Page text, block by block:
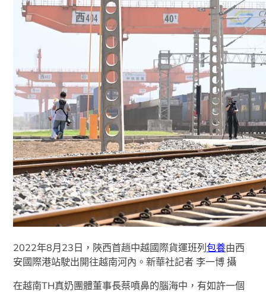
2022年8月23日，陜西首趟中越國際貨運班列包養由西
安國際港站駛出開往越南河內。新華社記者 李一博 攝
在越南TH真奶團體董事長蔡噴鼻的腦海中，有如許一個